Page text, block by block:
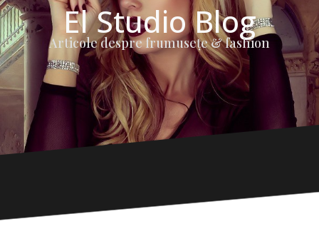
El Studio Blog
Articole despre frumuseţe & fashion